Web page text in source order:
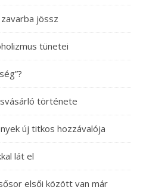
jössz
tünetei
története
új titkos hozzávalója
lát el
elsői között van már